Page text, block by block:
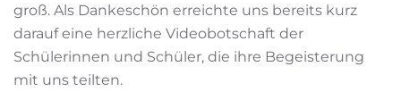
groß. Als Dankeschön erreichte uns bereits kurz
darauf eine herzliche Videobotschaft der
Schülerinnen und Schüler, die ihre Begeisterung
mit uns teilten.